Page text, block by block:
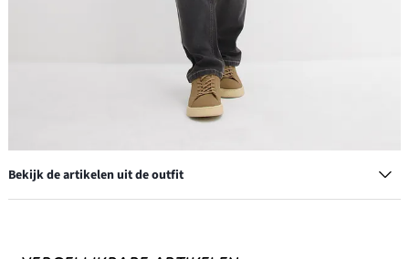
Bekijk de artikelen uit de outfit